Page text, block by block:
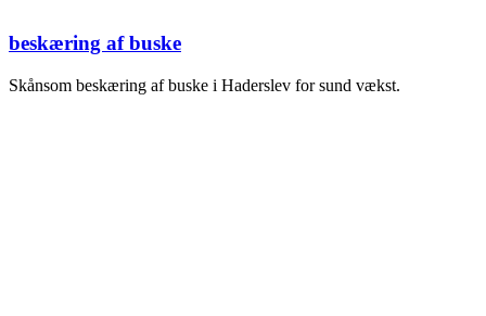
beskæring af buske
Skånsom beskæring af buske i Haderslev for sund vækst.